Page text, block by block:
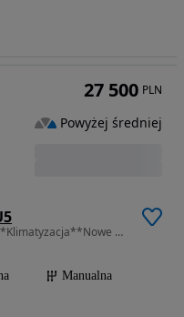
1328 cm3 • 85 KM • 1.3 85KM**Serwis**Klimatyzacja**Nowe opony**Gwarancja
Manualna
27 500 PLN
Powyżej średniej